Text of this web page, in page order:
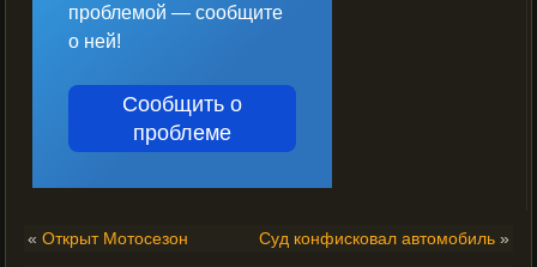
проблемой — сообщите
о ней!
Сообщить о
проблеме
«Открыт Мотосезон Cуд конфисковал автомобиль»